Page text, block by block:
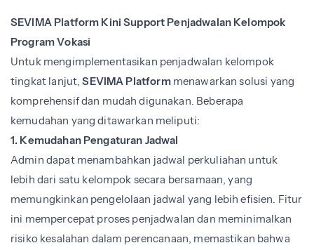
SEVIMA Platform Kini Support Penjadwalan Kelompok
Program Vokasi
Untuk mengimplementasikan penjadwalan kelompok
tingkat lanjut,SEVIMA Platformmenawarkan solusi yang
komprehensif dan mudah digunakan. Beberapa
kemudahan yang ditawarkan meliputi:
1. Kemudahan Pengaturan Jadwal
Admin dapat menambahkan jadwal perkuliahan untuk
lebih dari satu kelompok secara bersamaan, yang
memungkinkan pengelolaan jadwal yang lebih efisien. Fitur
ini mempercepat proses penjadwalan dan meminimalkan
risiko kesalahan dalam perencanaan, memastikan bahwa